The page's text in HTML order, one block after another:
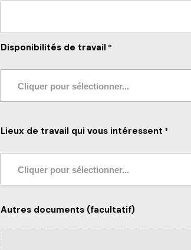
Disponibilités de travail *
Lieux de travail qui vous intéressent *
Autres documents (facultatif)